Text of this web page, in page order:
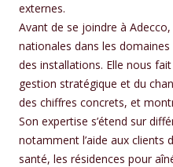
externes.
Avant de se joindre à
nationales dans les
des installations. Elle nous
gestion stratégique et du
des chiffres concrets, et
Son expertise s’étend sur
notamment l’aide aux clients
santé, les résidences pour